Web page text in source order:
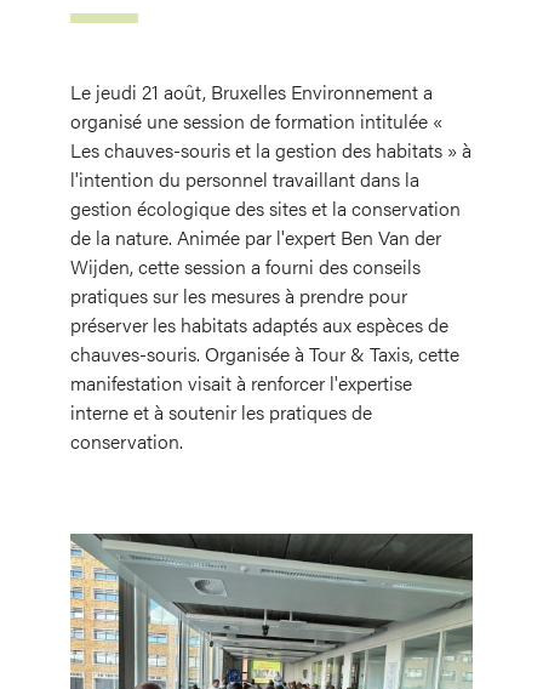
Le jeudi 21 août, Bruxelles Environnement a
organisé une session de formation intitulée «
Les chauves-souris et la gestion des habitats » à
l'intention du personnel travaillant dans la
gestion écologique des sites et la conservation
de la nature. Animée par l'expert Ben Van der
Wijden, cette session a fourni des conseils
pratiques sur les mesures à prendre pour
préserver les habitats adaptés aux espèces de
chauves-souris. Organisée à Tour & Taxis, cette
manifestation visait à renforcer l'expertise
interne et à soutenir les pratiques de
conservation.
Image